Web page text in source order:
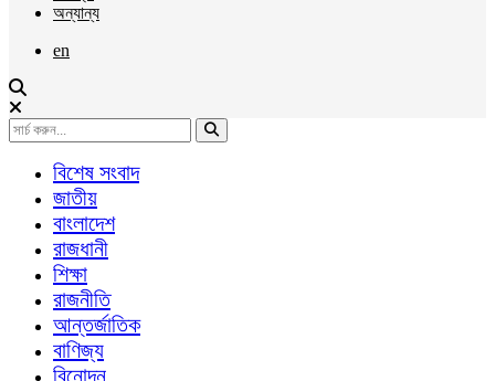
অন্যান্য
en
বিশেষ সংবাদ
জাতীয়
বাংলাদেশ
রাজধানী
শিক্ষা
রাজনীতি
আন্তর্জাতিক
বাণিজ্য
বিনোদন